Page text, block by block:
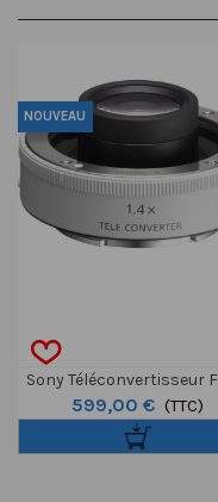
NOUVEAU
Sony Téléconvertisseur
1.4x
599,00 € (TTC)